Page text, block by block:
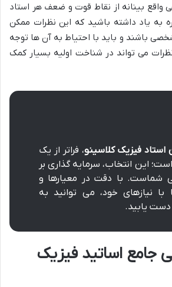
واقع بینانه از نقاط قوت و ضعف هر استاد
به یاد داشته باشید که این نظرات ممکن
باشند و باید با احتیاط به آن ها توجه
می تواند در شناخت اولیه بسیار کمک
استاد فیزیک کلاسینو، فراتر از یک
این انتخاب، سرمایه گذاری بر
شماست. با دقت در معیارها و
نیازهای خود، می توانید به
دست یابید.
جامع اساتید فیزیک